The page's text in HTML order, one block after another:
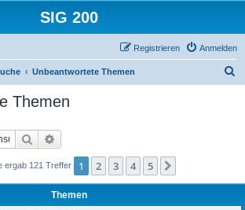
SIG 200
Anmelden
Registrieren
Unbeantwortete Themen
Themen
Suche
ergab 121 Treffer 1 2 3 4 5
Themen